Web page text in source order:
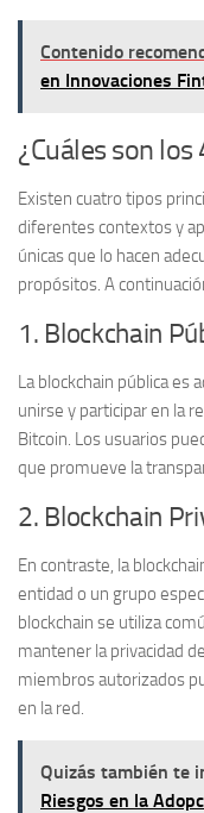
Contenido
en Innovaciones
¿Cuáles son
Existen cuatro tipos
diferentes contextos y
únicas que lo hacen
propósitos. A
1. Blockchain
Lablockchain públicaes
unirse y participar en la
Bitcoin. Los usuarios
que promueve la
2. Blockchain
En contraste, la
entidad o un grupo
blockchain se utiliza
mantener la privacidad
miembros autorizados
en la red.
Quizás también te
Riesgos en la